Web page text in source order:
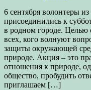
6 сентября волонтеры
присоединились к
в родном городе. Целью
всех, кого волнуют
защиты окружающей
природе. Акция – это
отношения к природе,
общество, пробудить
приглашаем […]